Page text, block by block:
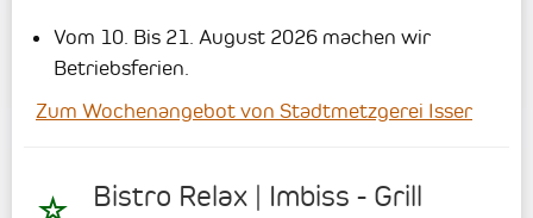
Vom 10. Bis 21. August 2026 machen wir
Betriebsferien.
Zum Wochenangebot von Stadtmetzgerei Isser
Bistro Relax | Imbiss - Grill